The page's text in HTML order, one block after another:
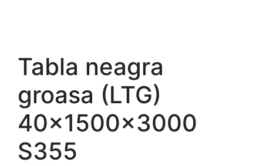
Tabla neagra
groasa (LTG)
40x1500x3000
S355